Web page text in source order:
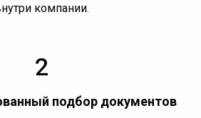
компании.
2
подбор документов